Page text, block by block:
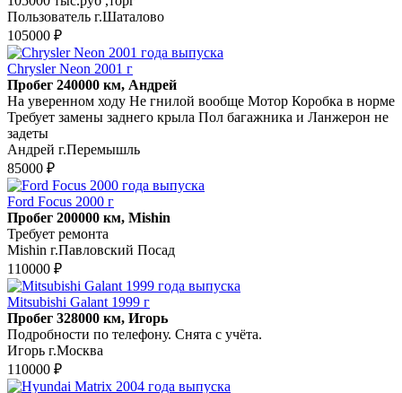
Пользователь г.Шаталово
105000 ₽
Chrysler Neon 2001 г
Пробег 240000 км, Андрей
На уверенном ходу Не гнилой вообще Мотор Коробка в норме
Требует замены заднего крыла Пол багажника и Ланжерон не
задеты
Андрей г.Перемышль
85000 ₽
Ford Focus 2000 г
Пробег 200000 км, Mishin
Требует ремонта
Mishin г.Павловский Посад
110000 ₽
Mitsubishi Galant 1999 г
Пробег 328000 км, Игорь
Подробности по телефону. Снята с учёта.
Игорь г.Москва
110000 ₽